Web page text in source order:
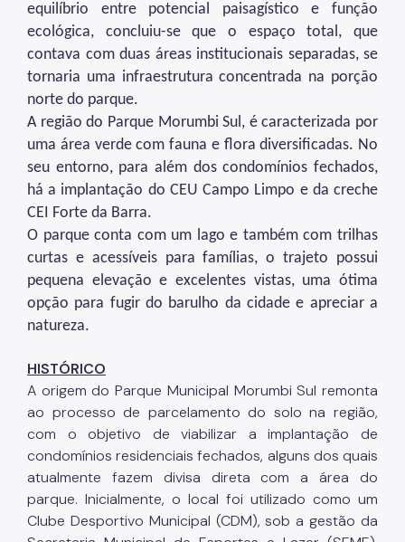
COMFROTA-SP
Planos
Mata Atlântica
Arborização Urbana
Áreas Protegidas, Áreas Verdes e Espaços Livres
Plano de Ação Climática
Serviços Ambientais
Educação Ambiental
Programas
Resíduos Sólidos
Legislação
Biblioteca
Ouvidoria Geral
equilíbrio entre potencial paisagístico e função
ecológica, concluiu-se que o espaço total, que
contava com duas áreas institucionais separadas, se
tornaria uma infraestrutura concentrada na porção
norte do parque.
A região do Parque Morumbi Sul, é caracterizada por
uma área verde com fauna e flora diversificadas. No
seu entorno, para além dos condomínios fechados,
há a implantação do CEU Campo Limpo e da creche
CEI Forte da Barra.
O parque conta com um lago e também com trilhas
curtas e acessíveis para famílias, o trajeto possui
pequena elevação e excelentes vistas, uma ótima
opção para fugir do barulho da cidade e apreciar a
natureza.
HISTÓRICO
A origem do Parque Municipal Morumbi Sul remonta
ao processo de parcelamento do solo na região,
com o objetivo de viabilizar a implantação de
condomínios residenciais fechados, alguns dos quais
atualmente fazem divisa direta com a área do
parque. Inicialmente, o local foi utilizado como um
Clube Desportivo Municipal (CDM), sob a gestão da